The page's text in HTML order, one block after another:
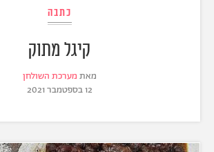
כתבה
קיגל מתוק
מאת מערכת השולחן
12 בספטמבר 2021